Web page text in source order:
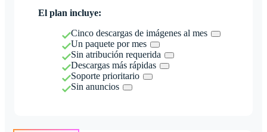
El plan incluye:
Cinco descargas de imágenes al mes
Un paquete por mes
Sin atribución requerida
Descargas más rápidas
Soporte prioritario
Sin anuncios